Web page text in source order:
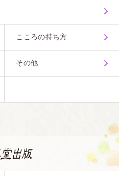
こころの持ち方
その他